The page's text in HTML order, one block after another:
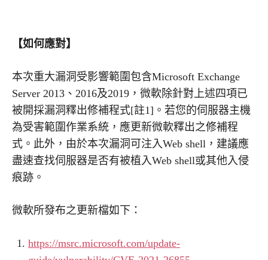
【如何應對】
本次重大漏洞受影響範圍包含Microsoft Exchange
Server 2013、2016及2019，微軟除針對上述四項已
被開採漏洞釋出修補程式[註1]。若您的伺服器主機
為受害範圍作業系統，應更新微軟釋出之修補程
式。此外，由於本次漏洞可注入Web shell，建議應
盡速查找伺服器是否有被植入Web shell或其他入侵
痕跡。
微軟所發布之更新檔如下：
https://msrc.microsoft.com/update-